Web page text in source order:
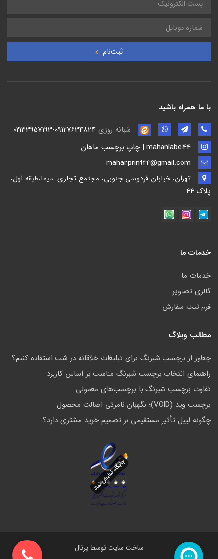
ثبت‌نام
با ما همراه باشید
شبانه روزی
تهران، خیابان فردوسی جنوبی، مجتمع تجاری سیما،طبقه اول،
پلاک 44
خدمات ما
خدمات ما
گالری تصاویر
فرم ثبت سفارش
مطالب وبلاگ
چطور از برچسب شبرنگ برای تبلیغات خلاقانه در شب استفاده کنیم؟
راهنمای انتخاب برچسب شبرنگ مناسب بر اساس کاربرد
تفاوت برچسب شبرنگ با برچسب‌های معمولی
برچسب وید (VOID)؛ نگهبان نامرئی اصالت محصول
چگونه لیبل تأثیر مستقیمی بر تصمیم خرید مشتری دارد؟
ساخت سایت توسطپرتال